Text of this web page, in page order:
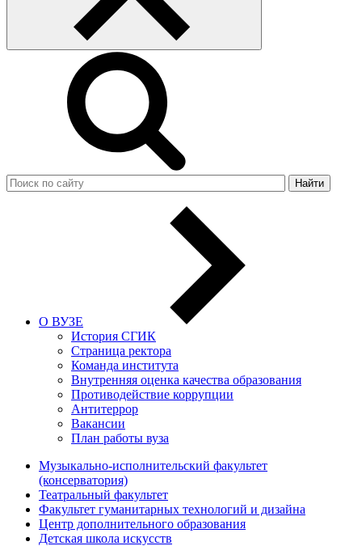
Найти
О ВУЗЕ
История СГИК
Страница ректора
Команда института
Внутренняя оценка качества образования
Противодействие коррупции
Антитеррор
Вакансии
План работы вуза
Музыкально-исполнительский факультет
(консерватория)
Театральный факультет
Факультет гуманитарных технологий и дизайна
Центр дополнительного образования
Детская школа искусств